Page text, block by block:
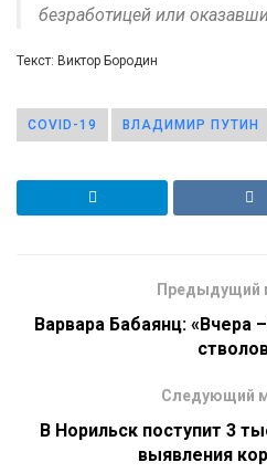
безработицей или
Текст: Виктор Бородин
COVID-19 ВЛАДИМИР ПУТИН
Предыдущий
Варвара Бабаянц: «Вчера
Следующий
В Норильск поступит 3
выявления